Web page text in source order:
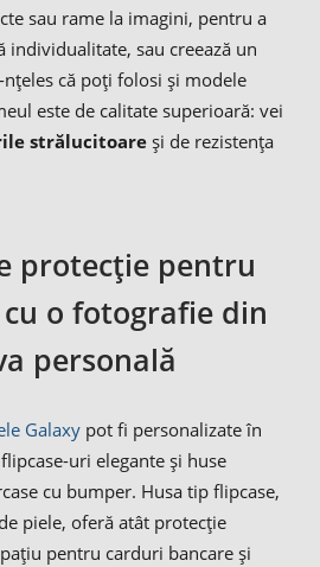
sau rame la imagini, pentru a
individualitate, sau creează un
că poți folosi și modele
este de calitate superioară: vei
strălucitoare și de rezistența
protecție pentru
cu o fotografie din
personală
Galaxy pot fi personalizate în
uri elegante și huse
cu bumper. Husa tip flipcase,
piele, oferă atât protecție
pentru carduri bancare și